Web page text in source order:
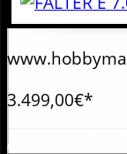
3.499,00€*
Artikel anzeigen